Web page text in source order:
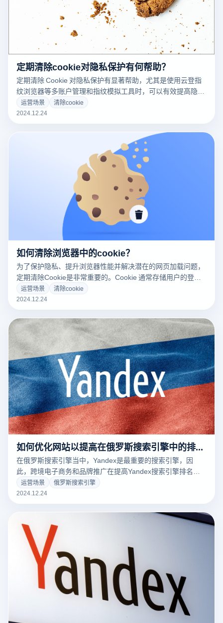
定期清除cookie对隐私保护有何帮助？
定期清除 Cookie 对隐私保护有显著帮助，尤其是使用云登指
纹浏览器等多账户管理和指纹模拟工具时，可以有效提高隐私
安全。以下是定期清除 Cookie 怎样帮助隐私保护，以及如何
通过云登指纹浏览器进一步加强这一保护措施：
运营场景
清除cookie
2024.12.24
如何清除浏览器中的cookie？
为了保护隐私、提升浏览器性能并解决潜在的网页加载问题，
定期清除Cookie是非常重要的。Cookie 通常存储用户的登录
信息、浏览历史和其他偏好设置，虽然它们有助于提升用户体
验，但在某些情况下也可能导致隐私泄露或影响浏览器速度。
运营场景
清除cookie
2024.12.24
如何优化网站以提高在俄罗斯搜索引擎中的排名？
在俄罗斯搜索引擎当中，Yandex是最重要的搜索引擎，因
此，跨境电子商务和品牌推广在提高Yandex搜索引擎排名方
面起着至关重要的作用。优化不仅涉及网站的技术和内容，还
需考虑俄罗斯用户的搜索习惯以及Yandex的排名算法要求。
管理多个账户，进行市场调查，并确保SEO策略的实施更加高
效和安全。
运营场景
俄罗斯搜索引擎
2024.12.24